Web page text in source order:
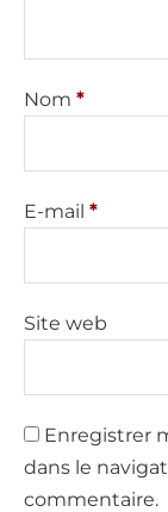
Nom *
E-mail *
Site web
Enregistrer
dans le
commentaire.